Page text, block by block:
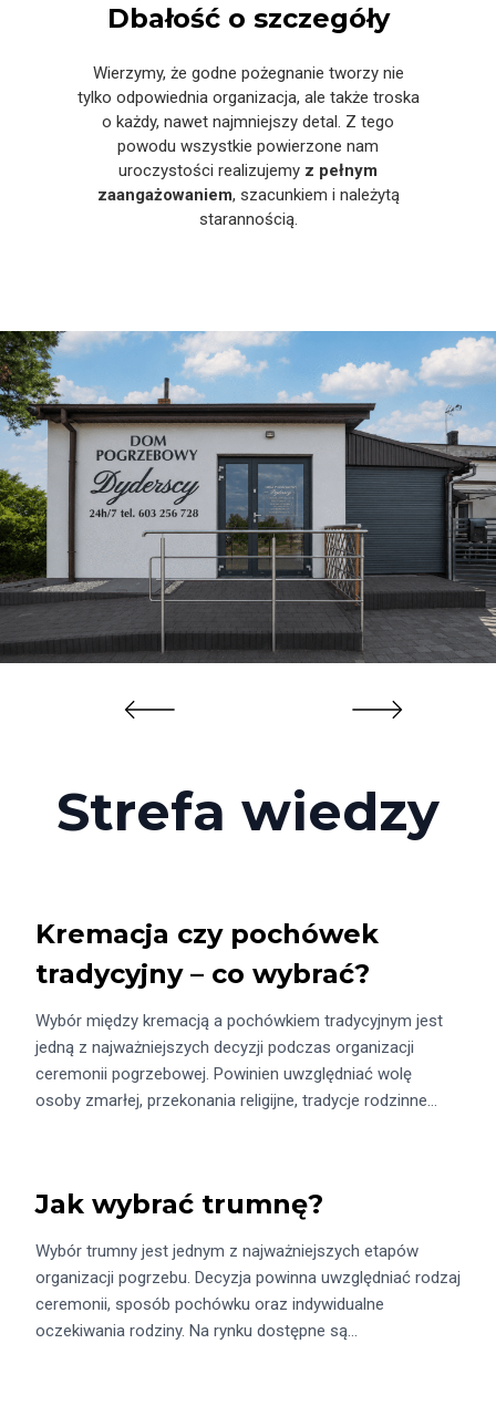
Dbałość o szczegóły
Wierzymy, że godne pożegnanie tworzy nie
tylko odpowiednia organizacja, ale także troska
o każdy, nawet najmniejszy detal. Z tego
powodu wszystkie powierzone nam
uroczystości realizujemy z pełnym
zaangażowaniem, szacunkiem i należytą
starannością.
Strefa wiedzy
Kremacja czy pochówek
tradycyjny – co wybrać?
Wybór między kremacją a pochówkiem tradycyjnym jest
jedną z najważniejszych decyzji podczas organizacji
ceremonii pogrzebowej. Powinien uwzględniać wolę
osoby zmarłej, przekonania religijne, tradycje rodzinne…
Jak wybrać trumnę?
Wybór trumny jest jednym z najważniejszych etapów
organizacji pogrzebu. Decyzja powinna uwzględniać rodzaj
ceremonii, sposób pochówku oraz indywidualne
oczekiwania rodziny. Na rynku dostępne są…